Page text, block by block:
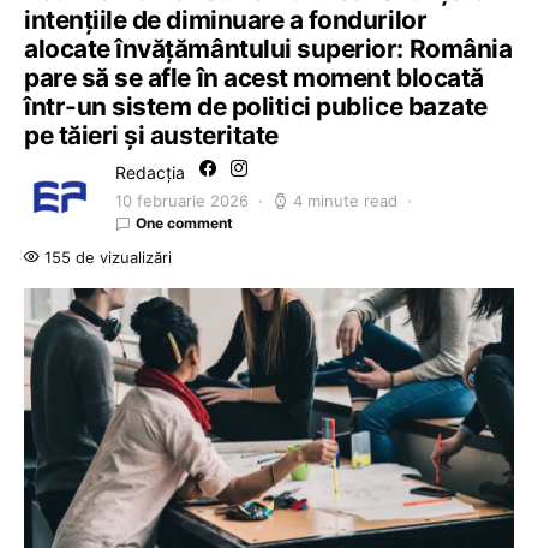
intențiile de diminuare a fondurilor
alocate învățământului superior: România
pare să se afle în acest moment blocată
într-un sistem de politici publice bazate
pe tăieri și austeritate
Redacția
10 februarie 2026 4 minute read
One comment
155 de vizualizări